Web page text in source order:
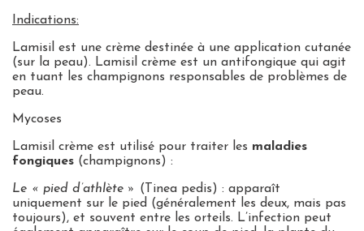
Indications:
Lamisil est une crème destinée à une application cutanée
(sur la peau). Lamisil crème est un antifongique qui agit
en tuant les champignons responsables de problèmes de
peau.
Mycoses
Lamisil crème est utilisé pour traiter les maladies
fongiques (champignons) :
Le « pied d’athlète » (Tinea pedis) : apparaît
uniquement sur le pied (généralement les deux, mais pas
toujours), et souvent entre les orteils. L’infection peut